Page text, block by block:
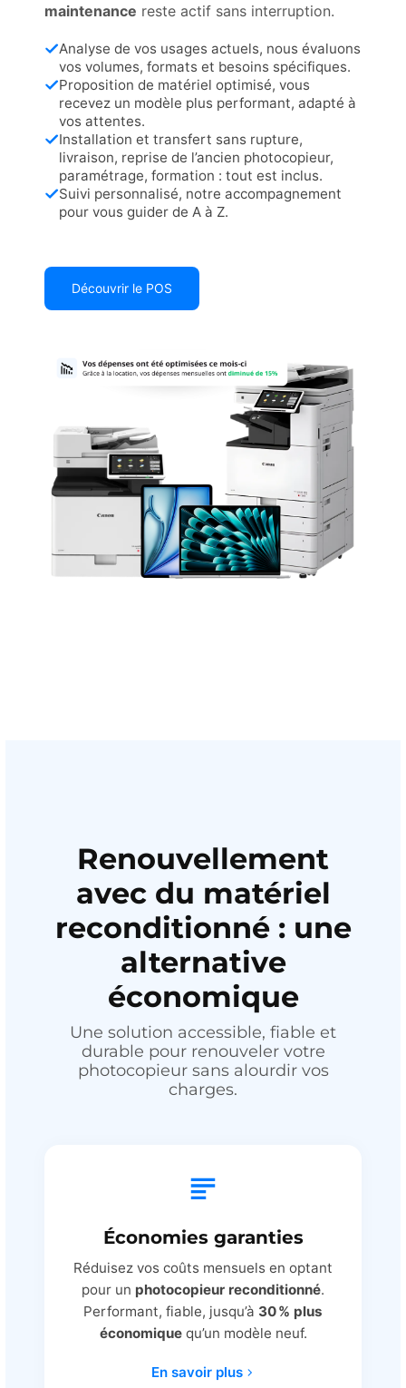
maintenance reste actif sans interruption.
Analyse de vos usages actuels, nous évaluons
vos volumes, formats et besoins spécifiques.
Proposition de matériel optimisé, vous
recevez un modèle plus performant, adapté à
vos attentes.
Installation et transfert sans rupture,
livraison, reprise de l’ancien photocopieur,
paramétrage, formation : tout est inclus.
Suivi personnalisé, notre accompagnement
pour vous guider de A à Z.
Découvrir le POS
Renouvellement
avec du matériel
reconditionné : une
alternative
économique
Une solution accessible, fiable et
durable pour renouveler votre
photocopieur sans alourdir vos
charges.
Économies garanties
Réduisez vos coûts mensuels en optant
pour un photocopieur reconditionné.
Performant, fiable, jusqu’à 30 % plus
économiquequ’un modèle neuf.
En savoir plus